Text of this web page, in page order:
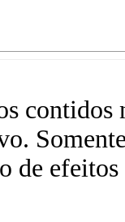
contidos
de